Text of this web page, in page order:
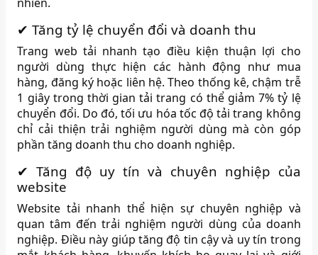
✔ Tăng tỷ lệ chuyển đổi và doanh thu
Trang web tải nhanh tạo điều kiện thuận lợi cho
người dùng thực hiện các hành động như mua
hàng, đăng ký hoặc liên hệ. Theo thống kê, chậm trễ
1 giây trong thời gian tải trang có thể giảm 7% tỷ lệ
chuyển đổi. Do đó, tối ưu hóa tốc độ tải trang không
chỉ cải thiện trải nghiệm người dùng mà còn góp
phần tăng doanh thu cho doanh nghiệp.
✔ Tăng độ uy tín và chuyên nghiệp của
website
Website tải nhanh thể hiện sự chuyên nghiệp và
quan tâm đến trải nghiệm người dùng của doanh
nghiệp. Điều này giúp tăng độ tin cậy và uy tín trong